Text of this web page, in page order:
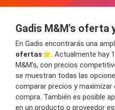
Gadis M&M's oferta
En Gadis encontrarás una
ofertas⭐️. Actualmente hay
M&M's, con precios
se muestran todas las
comparar precios y maximizar
compra. También es posible
en un producto o proveedor